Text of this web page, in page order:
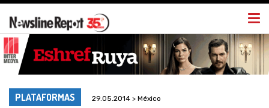
PLATAFORMAS 29.05.2014 > México